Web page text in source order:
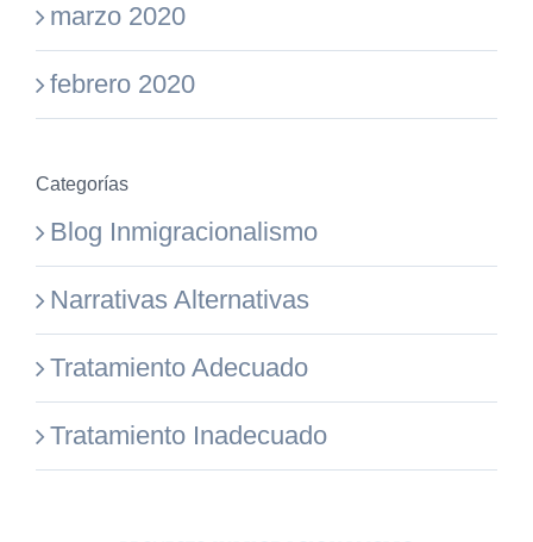
marzo 2020
febrero 2020
Categorías
Blog Inmigracionalismo
Narrativas Alternativas
Tratamiento Adecuado
Tratamiento Inadecuado